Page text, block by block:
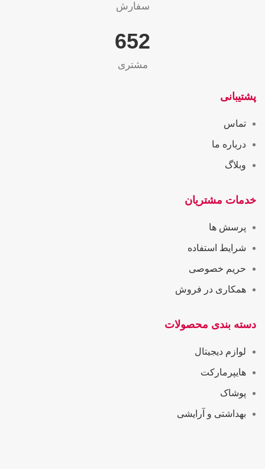
سفارش
655
مشتری
پشتیبانی
تماس
درباره ما
وبلاگ
خدمات مشتریان
پرسش ها
شرایط استفاده
حریم خصوصی
همکاری در فروش
دسته بندی محصولات
لوازم دیجیتال
هایپرمارکت
پوشاک
بهداشتی و آرایشی